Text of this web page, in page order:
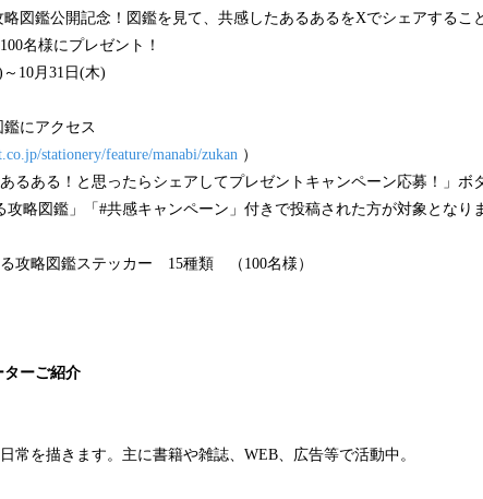
図鑑公開記念！図鑑を見て、共感したあるあるをXでシェアするこ
名様にプレゼント！
10月31日(木)
にアクセス
stationery/feature/manabi/zukan ）
るある！と思ったらシェアしてプレゼントキャンペーン応募！」ボ
略図鑑」「#共感キャンペーン」付きで投稿された方が対象となり
攻略図鑑ステッカー 15種類 （100名様）
ターご紹介
常を描きます。主に書籍や雑誌、WEB、広告等で活動中。